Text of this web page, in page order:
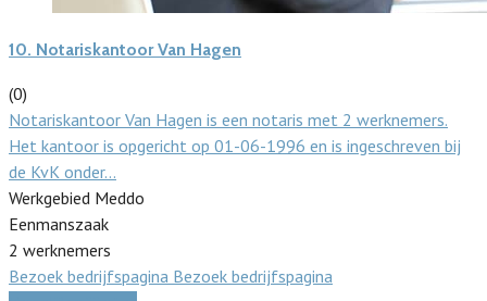
10. Notariskantoor Van Hagen
(0)
Notariskantoor Van Hagen is een notaris met 2 werknemers.
Het kantoor is opgericht op 01-06-1996 en is ingeschreven bij
de KvK onder…
Werkgebied Meddo
Eenmanszaak
2 werknemers
Bezoek bedrijfspagina Bezoek bedrijfspagina